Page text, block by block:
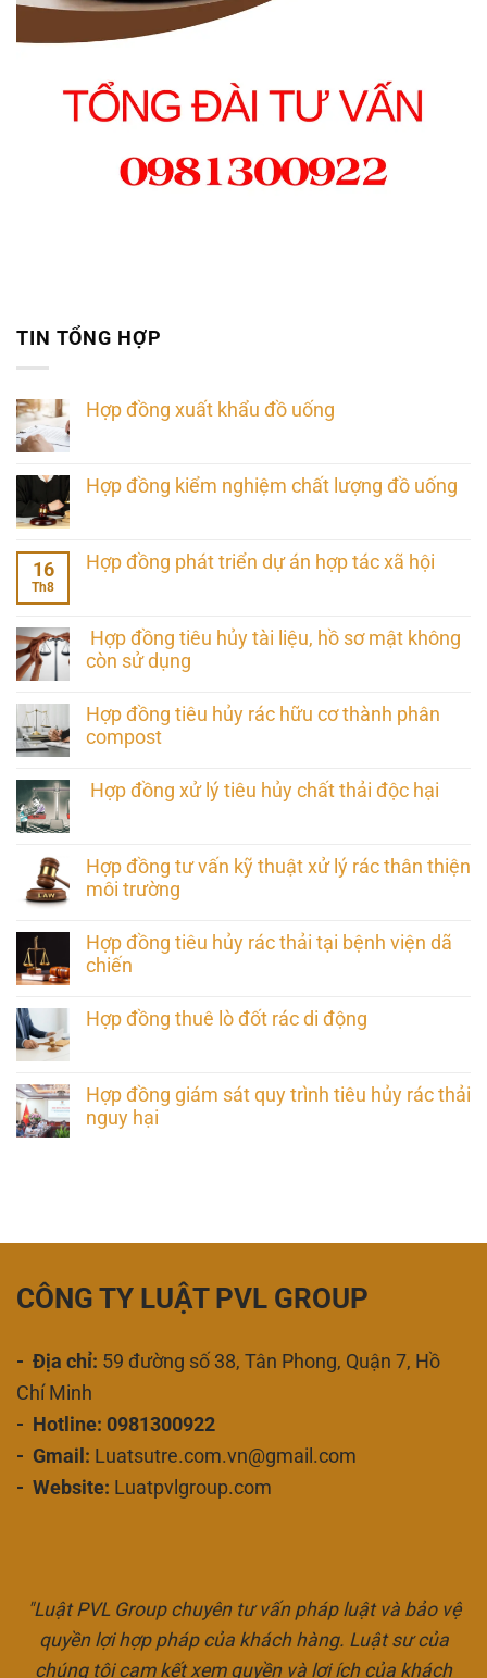
TIN TỔNG HỢP
Hợp đồng xuất khẩu đồ uống
Hợp đồng kiểm nghiệm chất lượng đồ uống
16
Th8
Hợp đồng phát triển dự án hợp tác xã hội
Hợp đồng tiêu hủy tài liệu, hồ sơ mật không
còn sử dụng
Hợp đồng tiêu hủy rác hữu cơ thành phân
compost
Hợp đồng xử lý tiêu hủy chất thải độc hại
Hợp đồng tư vấn kỹ thuật xử lý rác thân thiện
môi trường
Hợp đồng tiêu hủy rác thải tại bệnh viện dã
chiến
Hợp đồng thuê lò đốt rác di động
Hợp đồng giám sát quy trình tiêu hủy rác thải
nguy hại
CÔNG TY LUẬT PVL GROUP
- Địa chỉ: 59 đường số 38, Tân Phong, Quận 7, Hồ
Chí Minh
- Hotline: 0981300922
- Gmail: Luatsutre.com.vn@gmail.com
- Website: Luatpvlgroup.com
"Luật PVL Group chuyên tư vấn pháp luật và bảo vệ
quyền lợi hợp pháp của khách hàng. Luật sư của
chúng tôi cam kết xem quyền và lợi ích của khách